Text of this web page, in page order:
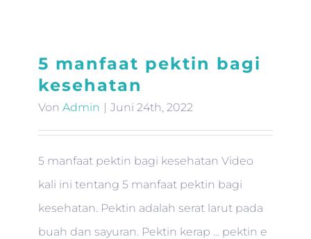
5 manfaat pektin bagi
kesehatan
Von Admin | Juni 24th, 2022
5 manfaat pektin bagi kesehatan Video
kali ini tentang 5 manfaat pektin bagi
kesehatan. Pektin adalah serat larut pada
buah dan sayuran. Pektin kerap ... pektin e